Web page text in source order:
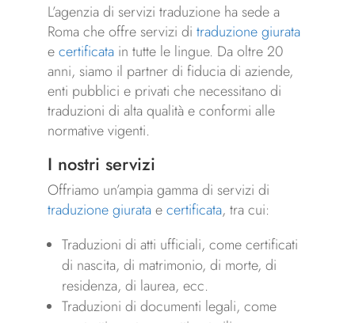
L’agenzia di servizi traduzione ha sede a
Roma che offre servizi di traduzione giurata
ecertificatain tutte le lingue. Da oltre 20
anni, siamo il partner di fiducia di aziende,
enti pubblici e privati che necessitano di
traduzioni di alta qualità e conformi alle
normative vigenti.
I nostri servizi
Offriamo un’ampia gamma di servizi di
traduzione giurataecertificata, tra cui:
Traduzioni di atti ufficiali, come certificati
di nascita, di matrimonio, di morte, di
residenza, di laurea, ecc.
Traduzioni di documenti legali, come